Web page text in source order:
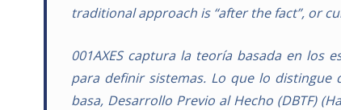
traditional approach is “after the fact”, or
001AXES captura la teoría basada en los
para definir sistemas. Lo que lo distingue
basa, Desarrollo Previo al Hecho (DBTF)